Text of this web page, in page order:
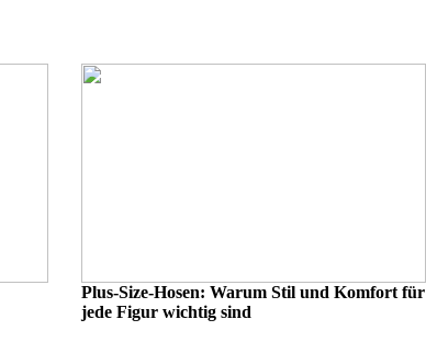
Plus-Size-Hosen: Warum Stil und Komfort für
jede Figur wichtig sind